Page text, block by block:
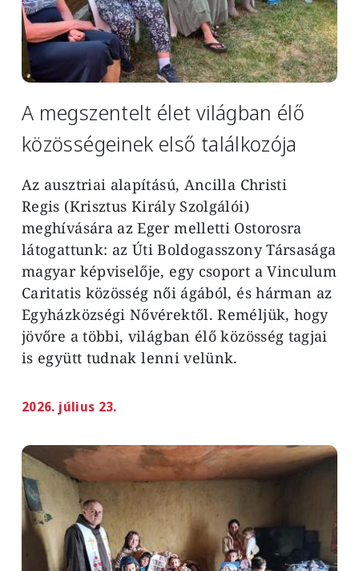
A megszentelt élet világban élő
közösségeinek első találkozója
Az ausztriai alapítású, Ancilla Christi
Regis (Krisztus Király Szolgálói)
meghívására az Eger melletti Ostorosra
látogattunk: az Úti Boldogasszony Társasága
magyar képviselője, egy csoport a Vinculum
Caritatis közösség női ágából, és hárman az
Egyházközségi Nővérektől. Reméljük, hogy
jövőre a többi, világban élő közösség tagjai
is együtt tudnak lenni velünk.
2026. július 23.
Image